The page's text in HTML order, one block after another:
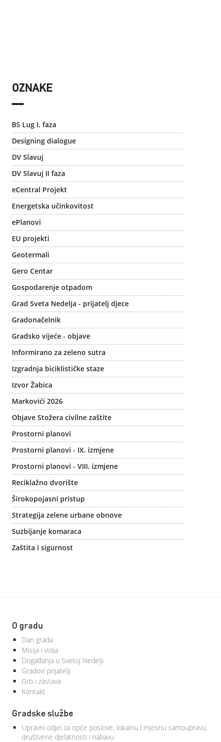
OZNAKE
BS Lug I. faza
Designing dialogue
DV Slavuj
DV Slavuj II faza
eCentral Projekt
Energetska učinkovitost
ePlanovi
EU projekti
Geotermali
Gero Centar
Gospodarenje otpadom
Grad Sveta Nedelja - prijatelj djece
Gradonačelnik
Gradsko vijeće - objave
Informirano za zeleno sutra
Izgradnja biciklističke staze
Izvor Žabica
Markovići 2026
Objave Stožera civilne zaštite
Prostorni planovi
Prostorni planovi - IX. izmjene
Prostorni planovi - VIII. izmjene
Reciklažno dvorište
Širokopojasni pristup
Strategija zelene urbane obnove
Suzbijanje komaraca
Zaštita i sigurnost
O gradu
Dan grada
Misija i vizija
Događanja u Svetoj Nedelji
Gradovi prijatelji
Grb i zastava
Kontakt
Gradske službe
Upravni odjel za opće poslove, lokalnu i mjesnu samoupravu,
društvene djelatnosti i nabavu